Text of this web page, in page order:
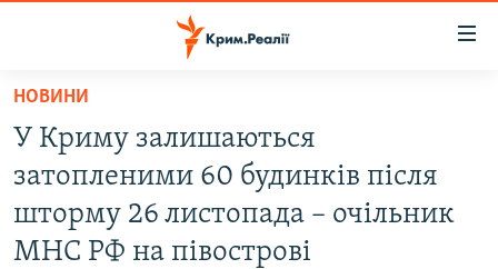
Перейти
основного
матеріалу
до
основної
ВОДА.КРИМ
ВІДЕО ТА ФОТО
ПОЛІТИКА
НОВИНИ
У Криму залишаються
затопленими 60 будинків після
шторму 26 листопада – очільник
МНС РФ на півострові